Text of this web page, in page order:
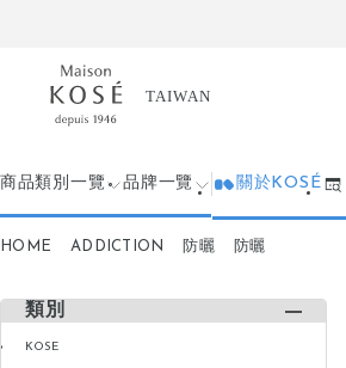
商品類別一覽 品牌一覽 關於KOSÉ
HOME ADDICTION 防曬 防曬
類別
KOSE